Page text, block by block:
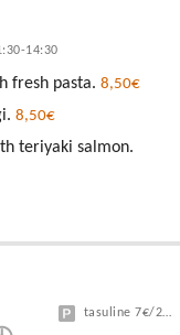
14:30
fresh pasta. 8,50€
8,50€
teriyaki salmon.
tasuline 7€/24h